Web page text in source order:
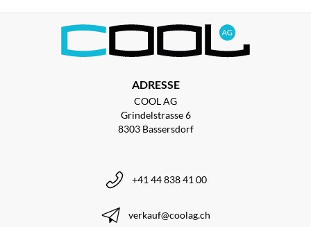
ADRESSE
COOL AG
Grindelstrasse 6
8303 Bassersdorf
+41 44 838 41 00
verkauf@coolag.ch